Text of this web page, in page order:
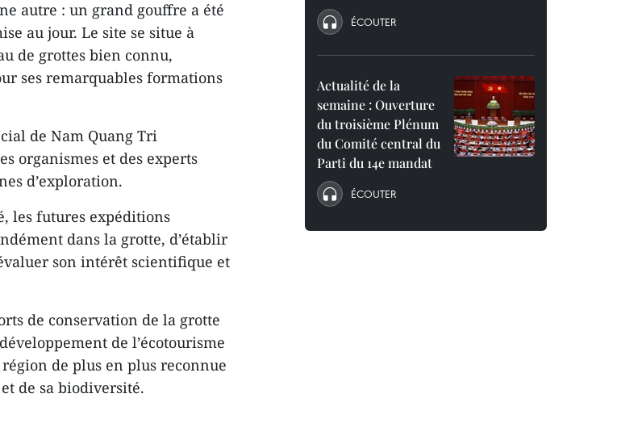
autre : un grand gouffre a été
au jour. Le site se situe à
de grottes bien connu,
ses remarquables formations
de Nam Quang Tri
organismes et des experts
d’exploration.
les futures expéditions
dans la grotte, d’établir
son intérêt scientifique et
de conservation de la grotte
de l’écotourisme
de plus en plus reconnue
de sa biodiversité.
ÉCOUTER
Actualité de la
semaine : Ouverture
du troisième Plénum
du Comité central du
Parti du 14e mandat
ÉCOUTER